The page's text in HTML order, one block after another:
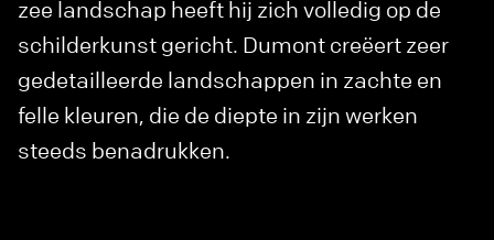
zee landschap heeft hij zich volledig op de
schilderkunst gericht. Dumont creëert zeer
gedetailleerde landschappen in zachte en
felle kleuren, die de diepte in zijn werken
steeds benadrukken.